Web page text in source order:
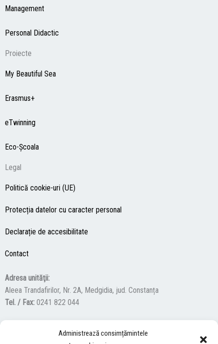
Administrează consimțămintele
Management
Personal Didactic
Proiecte
My Beautiful Sea
Erasmus+
eTwinning
Eco-Şcoala
Legal
Politică cookie-uri (UE)
Protecția datelor cu caracter personal
Declarație de accesibilitate
Contact
Adresa unităţii:
Aleea Trandafirilor, Nr. 2A, Medgidia, jud. Constanța
Tel. / Fax: 0241 822 044
F
Y
I